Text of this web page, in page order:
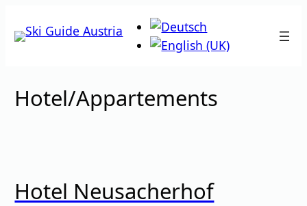
Inhalt
Hotel/Appartements
Hotel Neusacherhof